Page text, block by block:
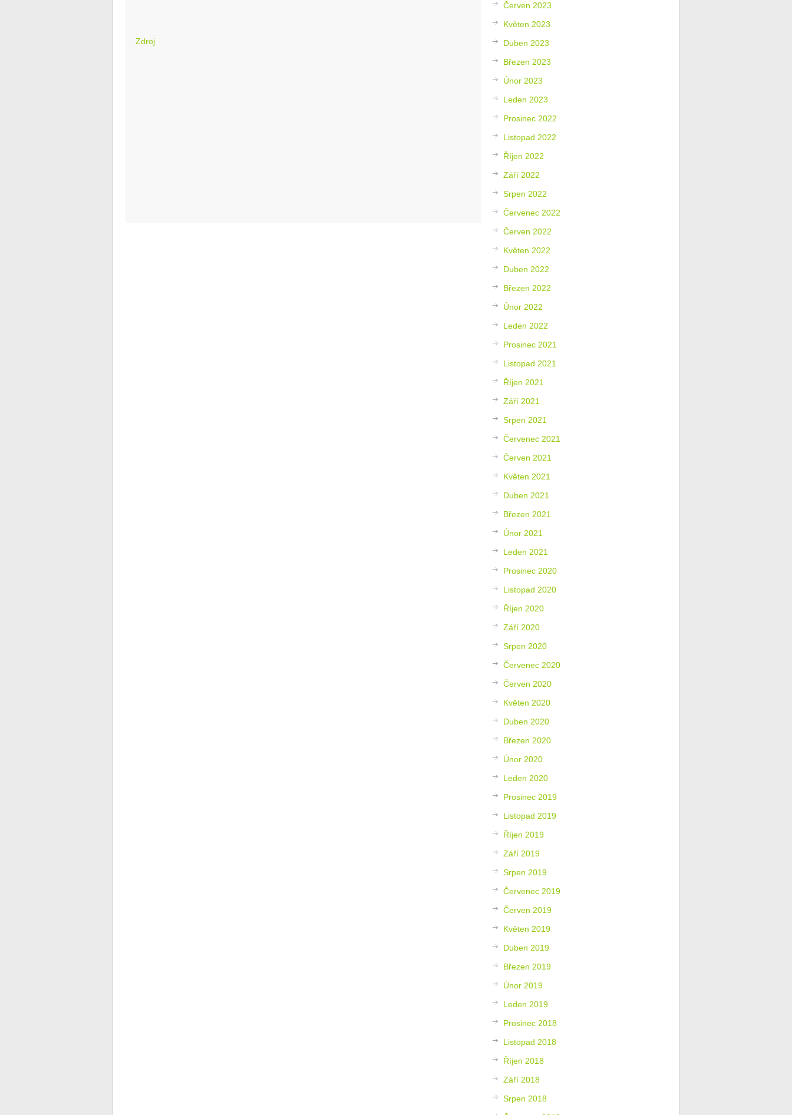
Zdroj
Červen 2023
Květen 2023
Duben 2023
Březen 2023
Únor 2023
Leden 2023
Prosinec 2022
Listopad 2022
Říjen 2022
Září 2022
Srpen 2022
Červenec 2022
Červen 2022
Květen 2022
Duben 2022
Březen 2022
Únor 2022
Leden 2022
Prosinec 2021
Listopad 2021
Říjen 2021
Září 2021
Srpen 2021
Červenec 2021
Červen 2021
Květen 2021
Duben 2021
Březen 2021
Únor 2021
Leden 2021
Prosinec 2020
Listopad 2020
Říjen 2020
Září 2020
Srpen 2020
Červenec 2020
Červen 2020
Květen 2020
Duben 2020
Březen 2020
Únor 2020
Leden 2020
Prosinec 2019
Listopad 2019
Říjen 2019
Září 2019
Srpen 2019
Červenec 2019
Červen 2019
Květen 2019
Duben 2019
Březen 2019
Únor 2019
Leden 2019
Prosinec 2018
Listopad 2018
Říjen 2018
Září 2018
Srpen 2018